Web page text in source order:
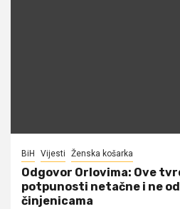
BiH Vijesti Ženska košarka
Odgovor Orlovima: ​Ove
potpunosti netačne i ne
činjenicama